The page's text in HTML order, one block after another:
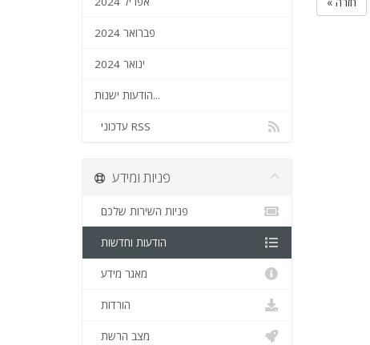
פברואר 2024
ינואר 2024
הודעות ישנות...
עדכוני RSS
פניות ומידע
פניות השירות שלכם
הודעות וחדשות
מאגר מידע
הורדות
מצב הרשת